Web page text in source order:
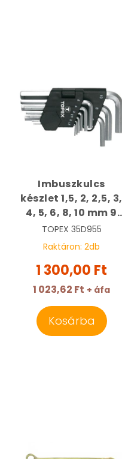
Imbuszkulcs
készlet 1,5, 2, 2,5, 3,
4, 5, 6, 8, 10 mm 9
részes | TOPEX
35D955
TOPEX 35D955
Raktáron: 2db
1 300,00 Ft
1 023,62 Ft + áfa
Kosárba